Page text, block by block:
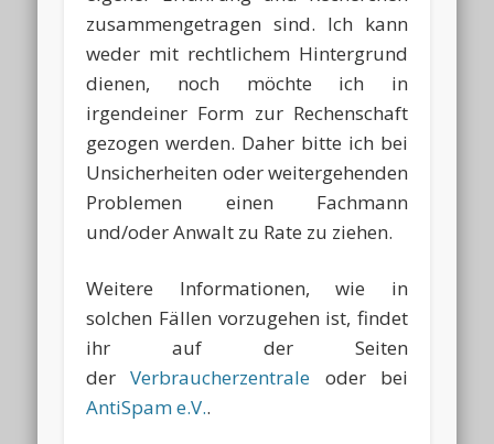
zusammengetragen sind. Ich kann
weder mit rechtlichem Hintergrund
dienen, noch möchte ich in
irgendeiner Form zur Rechenschaft
gezogen werden. Daher bitte ich bei
Unsicherheiten oder weitergehenden
Problemen einen Fachmann
und/oder Anwalt zu Rate zu ziehen.
Weitere Informationen, wie in
solchen Fällen vorzugehen ist, findet
ihr auf der Seiten
derVerbraucherzentrale oder bei
AntiSpam e.V..